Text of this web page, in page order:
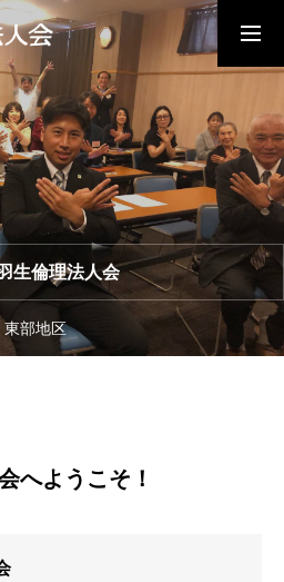
会員メニュー
ー
生倫理法人会
東部地区
へようこそ！